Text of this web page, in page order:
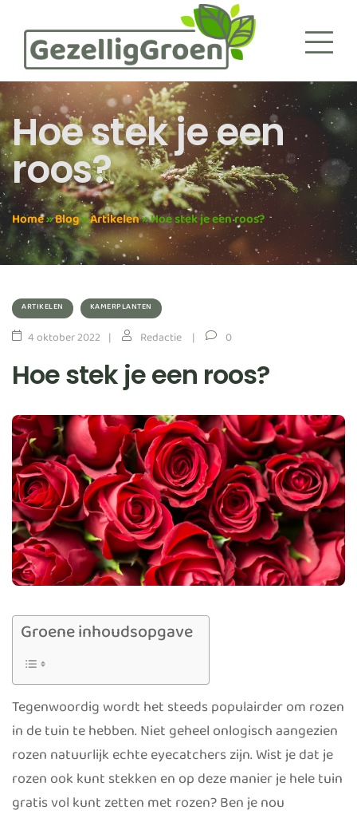
Hoe stek je een
roos?
Home»Blog»Artikelen»Hoe stek je een roos?
ARTIKELEN KAMERPLANTEN
4 oktober 2022 Redactie 0
Hoe stek je een roos?
Groene inhoudsopgave
Tegenwoordig wordt het steeds populairder om rozen
in de tuin te hebben. Niet geheel onlogisch aangezien
rozen natuurlijk echte eyecatchers zijn. Wist je dat je
rozen ook kunt stekken en op deze manier je hele tuin
gratis vol kunt zetten met rozen? Ben je nou